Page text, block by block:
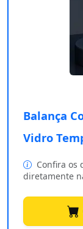
Balança
Vidro
Confira os
diretamente